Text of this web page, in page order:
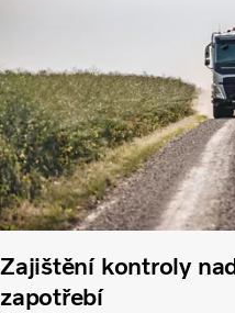
Zajištění kontroly
zapotřebí